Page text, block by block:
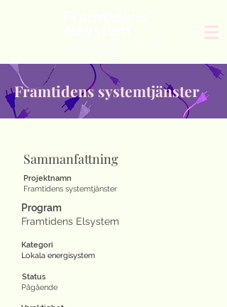
Framtidens systemtjänster
Sammanfattning
Projektnamn
Framtidens systemtjänster
Program
Framtidens Elsystem
Kategori
Lokala energisystem
Status
Pågående